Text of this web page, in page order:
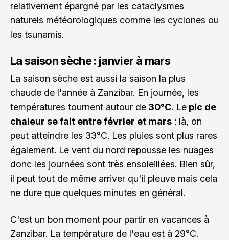
relativement épargné par les cataclysmes
naturels météorologiques comme les cyclones ou
les tsunamis.
La saison sèche : janvier à mars
La saison sèche est aussi la saison la plus
chaude de l'année à Zanzibar. En journée, les
températures tournent autour de 30°C. Le pic de
chaleur se fait entre février et mars : là, on
peut atteindre les 33°C. Les pluies sont plus rares
également. Le vent du nord repousse les nuages
donc les journées sont très ensoleillées. Bien sûr,
il peut tout de même arriver qu'il pleuve mais cela
ne dure que quelques minutes en général.
C'est un bon moment pour partir en vacances à
Zanzibar. La température de l'eau est à 29°C.